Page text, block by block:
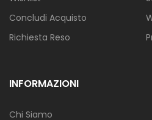
Concludi Acquisto
Richiesta Reso
INFORMAZIONI
Chi Siamo